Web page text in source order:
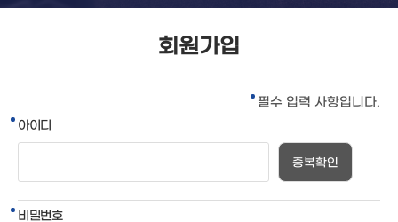
회원가입
필수 입력 사항입니다.
아이디
중복확인
비밀번호